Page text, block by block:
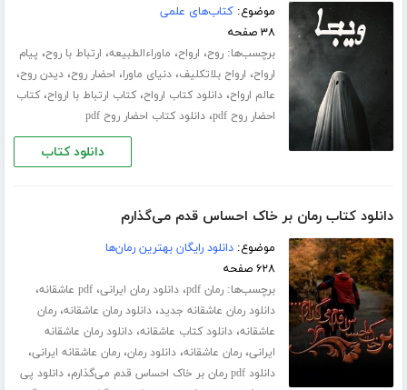
موضوع:کتاب‌های علمی
۳۸ صفحه
برچسب‌ها:روح، ارواح، ماوراءالطبیعه، ارتباط با روح، پیام
ارواح، ارواح بلاتکلیف،دنیای ماورا، احضار روح،دیدن روح،
عالم ارواح،دانلود کتاب ارواح،کتاب ارتباط با ارواح،کتاب
احضار روح pdf
،دانلود کتاب احضار روح pdf
دانلود کتاب
دانلود کتاب رمان بر خاک احساس قدم می‌گذارم
موضوع:دانلود رایگان بهترین رمان‌ها
۶۲۸ صفحه
برچسب‌ها:رمان pdf ،دانلود رمان ایرانی،pdf عاشقانه ،
دانلود رمان عاشقانه جدید،دانلود رمان عاشقانه،رمان
عاشقانه،دانلود کتاب عاشقانه،دانلود رمان عاشقانه
ایرانی،رمان عاشقانه،دانلود رمان،رمان عاشقانه ایرانی،
دانلود pdf رمان بر خاک احساس قدم می‌گذارم ،دانلود پی